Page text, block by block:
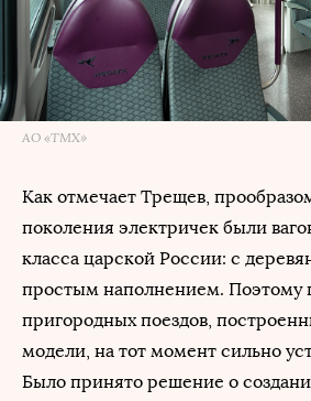
АО «ТМХ»
Как отмечает Трещев,
поколения электричек были
класса царской России: с
простым наполнением. Поэтому
пригородных поездов,
модели, на тот момент сильно
Было принято решение о